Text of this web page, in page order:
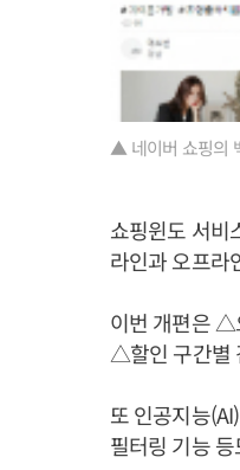
▲ 네이버 쇼핑의
쇼핑윈도 서비
라인과 오프라
이번 개편은 △
△할인 구간별
또 인공지능
필터링 기능